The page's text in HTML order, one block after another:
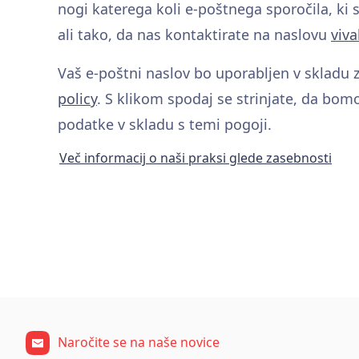
nogi katerega koli e-poštnega sporočila, ki
ali tako, da nas kontaktirate na naslovu
Vaš e-poštni naslov bo uporabljen v skladu
policy. S klikom spodaj se strinjate, da
podatke v skladu s temi pogoji.
Več informacij o naši praksi glede zasebnosti
Naročite se na naše novice